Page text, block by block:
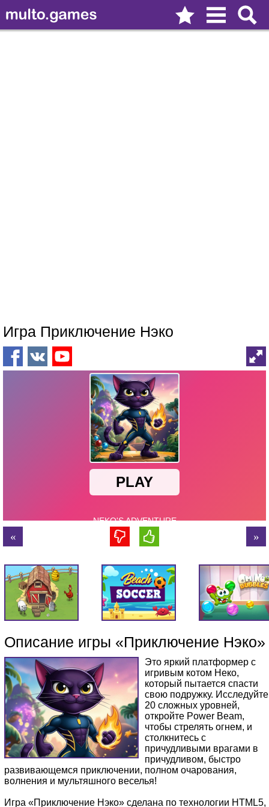
Игра Приключение Нэко
Описание игры «Приключение Нэко»
Это яркий платформер с
игривым котом Неко,
который пытается спасти
свою подружку. Исследуйте
20 сложных уровней,
откройте Power Beam,
чтобы стрелять огнем, и
столкнитесь с
причудливыми врагами в
причудливом, быстро
развивающемся приключении, полном очарования,
волнения и мультяшного веселья!
Игра «Приключение Нэко» сделана по технологии HTML5,